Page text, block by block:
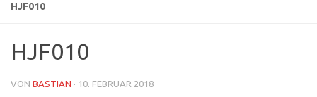
HJF010
HJF010
VON BASTIAN · 10. FEBRUAR 2018